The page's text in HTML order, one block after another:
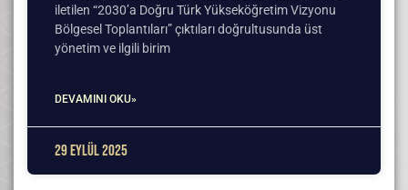
iletilen “2030’a Doğru Türk Yükseköğretim Vizyonu
Bölgesel Toplantıları” çıktıları doğrultusunda üst
yönetim ve ilgili birim
DEVAMINI OKU»
29 Eylül 2025